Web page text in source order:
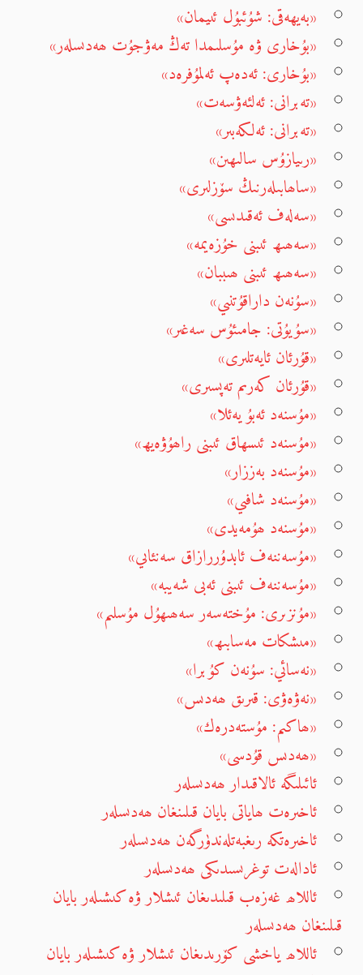
«بەيھەقى: شۇئبۇل ئىيمان»
«بۇخارى ۋە مۇسلىمدا تەڭ مەۋجۇت ھەدىسلەر»
«بۇخارى: ئەدەپ ئەلمۇفرەد»
«تەبرانى: ئەلئەۋسەت»
«تەبرانى: ئەلكەبىر»
«رىيازۇس سالىھىن»
«ساھابىلەرنىڭ سۆزلىرى»
«سەلەف ئەقىدىسى»
«سەھىھ ئىبنى خۇزەيمە»
«سەھىھ ئىبنى ھىببان»
«سۇنەن داراقۇتنىي»
«سۇيۇتى: جامىئۇس سەغىر»
«قۇرئان ئايەتلىرى»
«قۇرئان كەرىم تەپسىرى»
«مۇسنەد ئەبۇ يەئلا»
«مۇسنەد ئىسھاق ئىبنى راھۇۋەيھ»
«مۇسنەد بەززار»
«مۇسنەد شافىي»
«مۇسنەد ھۇمەيدى»
«مۇسەننەف ئابدۇررازاق سەنئاىي»
«مۇسەننەف ئىبنى ئەبى شەيبە»
«مۇنزىرى: مۇختەسەر سەھىھۇل مۇسلىم»
«مىشكات مەسابىھ»
«نەسائي: سۇنەن كۇبرا»
«نەۋەۋى: قىرىق ھەدىس»
«ھاكىم: مۇستەدرەك»
«ھەدىس قۇدسى»
ئائىلىگە ئالاقىدار ھەدىسلەر
ئاخىرەت ھاياتى بايان قىلىنغان ھەدىسلەر
ئاخىرەتكە رىغبەتلەندۈرگەن ھەدىسلەر
ئادالەت توغرىسىدىكى ھەدىسلەر
ئاللاھ غەزەب قىلىدىغان ئىشلار ۋە كىشىلەر بايان
قىلىنغان ھەدىسلەر
ئاللاھ ياخشى كۆرىدىغان ئىشلار ۋە كىشىلەر بايان